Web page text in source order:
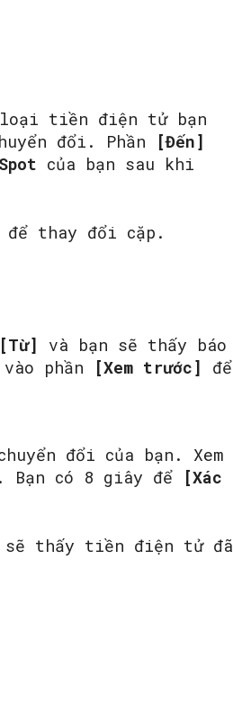
tiền điện tử bạn
đổi. Phần
[Đến]
Spot của bạn sau khi
thay đổi cặp.
[Từ]
và bạn sẽ thấy báo
phần
[Xem trước]
để
đổi của bạn. Xem
. Bạn có 8 giây để
[Xác
sẽ thấy tiền điện tử đã